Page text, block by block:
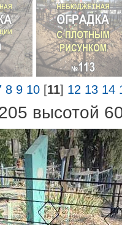
8 9 10 [11] 12 13 14
высотой